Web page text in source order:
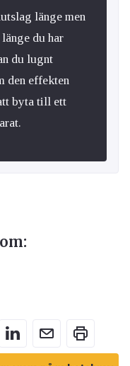
länge men
du har
du lugnt
den effekten
byta till ett